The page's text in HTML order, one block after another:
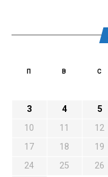
П В С
3
4 5
10
11 12
17
18 19
24
25 26